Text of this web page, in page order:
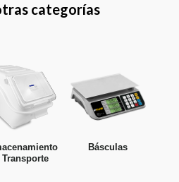
categorías
Transporte
Básculas